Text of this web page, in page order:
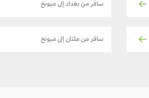
سافر من بغداد إلى ميونخ
سافر من ملتان إلى ميونخ